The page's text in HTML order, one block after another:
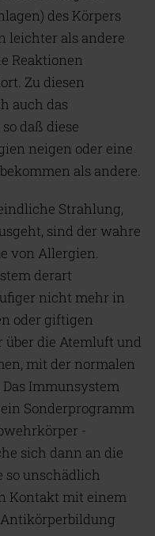
des Körpers
leichter als andere
Reaktionen
Zu diesen
auch das
daß diese
neigen oder eine
als andere.
Strahlung,
sind der wahre
von Allergien.
derart
nicht mehr in
oder giftigen
über die Atemluft und
mit der normalen
Immunsystem
Sonderprogramm
-
sich dann an die
so unschädlich
Kontakt mit einem